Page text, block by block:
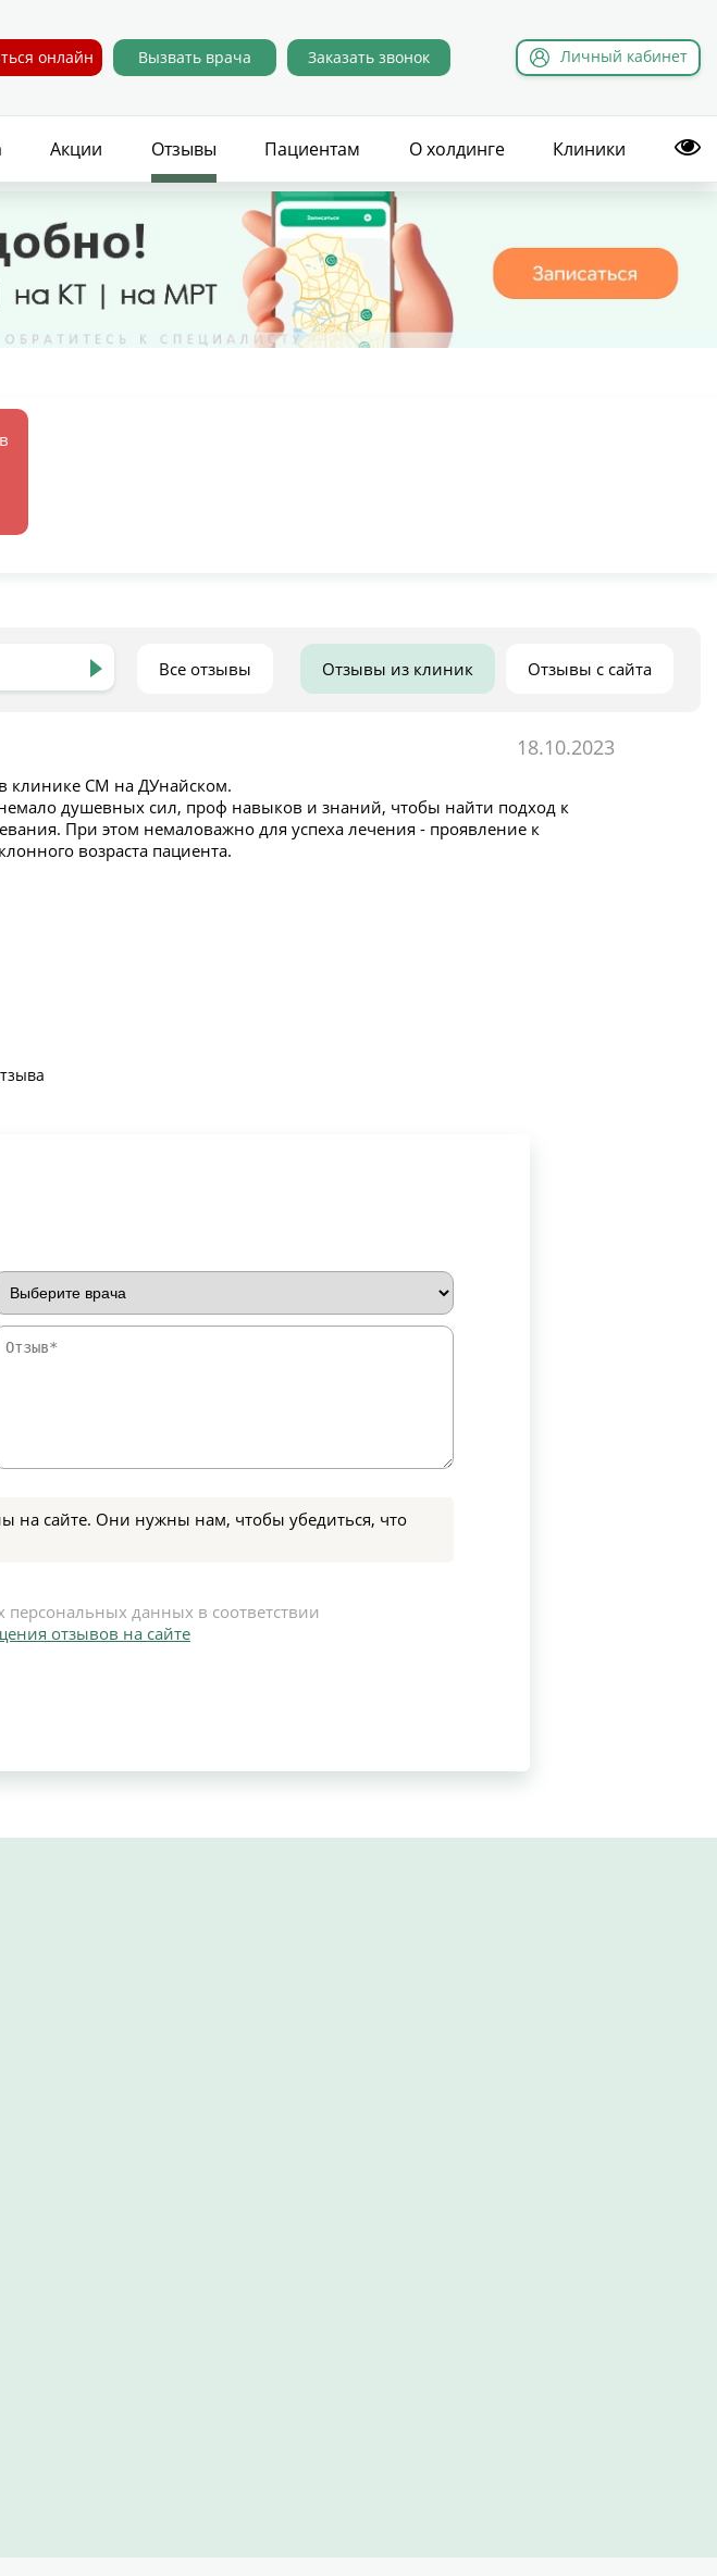
онлайн Вызвать врача Заказать звонок Личный кабинет
Акции Отзывы Пациентам О холдинге Клиники
Отзывы с сайта
Отзывы из клиник
Все отзывы
18.10.2023
клинике СМ на ДУнайском.
душевных сил, проф навыков и знаний, чтобы найти подход к
При этом немаловажно для успеха лечения - проявление к
возраста пациента.
на сайте. Они нужны нам, чтобы убедиться, что
персональных данных в соответствии
отзывов на сайте